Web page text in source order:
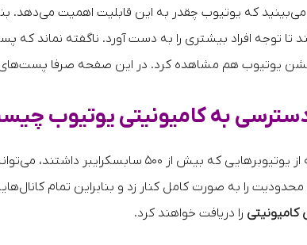
که یوتیوب چقدر به این قابلیت اهمیت می‌دهد.
به کامیونیتی یوتیوب
محدودیت را به صورت کامل کنار زد و بنابراین تمام
کامیونیتی را دریافت خواهند کرد.